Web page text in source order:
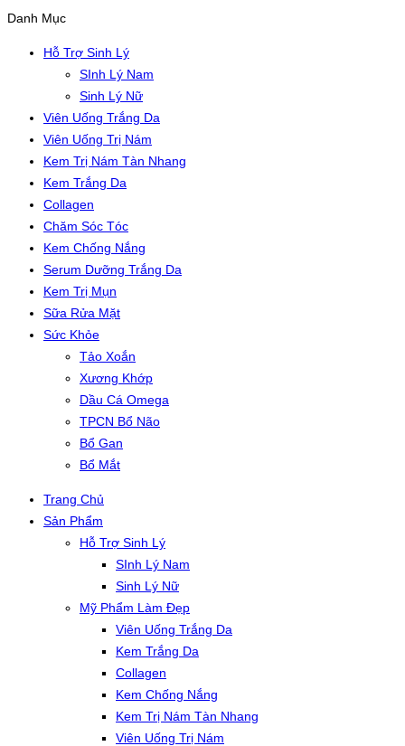
Danh Mục
Hỗ Trợ Sinh Lý
SInh Lý Nam
Sinh Lý Nữ
Viên Uống Trắng Da
Viên Uống Trị Nám
Kem Trị Nám Tàn Nhang
Kem Trắng Da
Collagen
Chăm Sóc Tóc
Kem Chống Nắng
Serum Dưỡng Trắng Da
Kem Trị Mụn
Sữa Rửa Mặt
Sức Khỏe
Tảo Xoắn
Xương Khớp
Dầu Cá Omega
TPCN Bổ Não
Bổ Gan
Bổ Mắt
Trang Chủ
Sản Phẩm
Hỗ Trợ Sinh Lý
SInh Lý Nam
Sinh Lý Nữ
Mỹ Phẩm Làm Đẹp
Viên Uống Trắng Da
Kem Trắng Da
Collagen
Kem Chống Nắng
Kem Trị Nám Tàn Nhang
Viên Uống Trị Nám